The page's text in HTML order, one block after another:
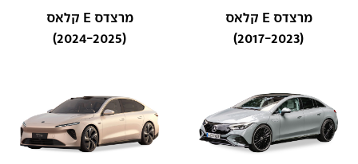
מרצדס E קלאס
(2017-2023)
מרצדס E קלאס
(2024-2025)